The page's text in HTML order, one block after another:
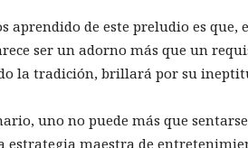
aprendido de este preludio es
ser un adorno más que un
la tradición, brillará por su
uno no puede más que
estrategia maestra de